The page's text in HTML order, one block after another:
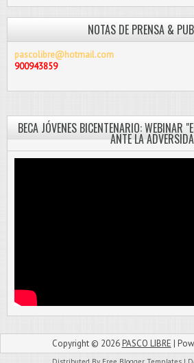
NOTAS DE PRENSA &
pascolibre@hotmail.com
900943859
BECA JÓVENES BICENTENARIO: WEBINAR
ANTE LA
Copyright © 2026 PASCO LIBRE |